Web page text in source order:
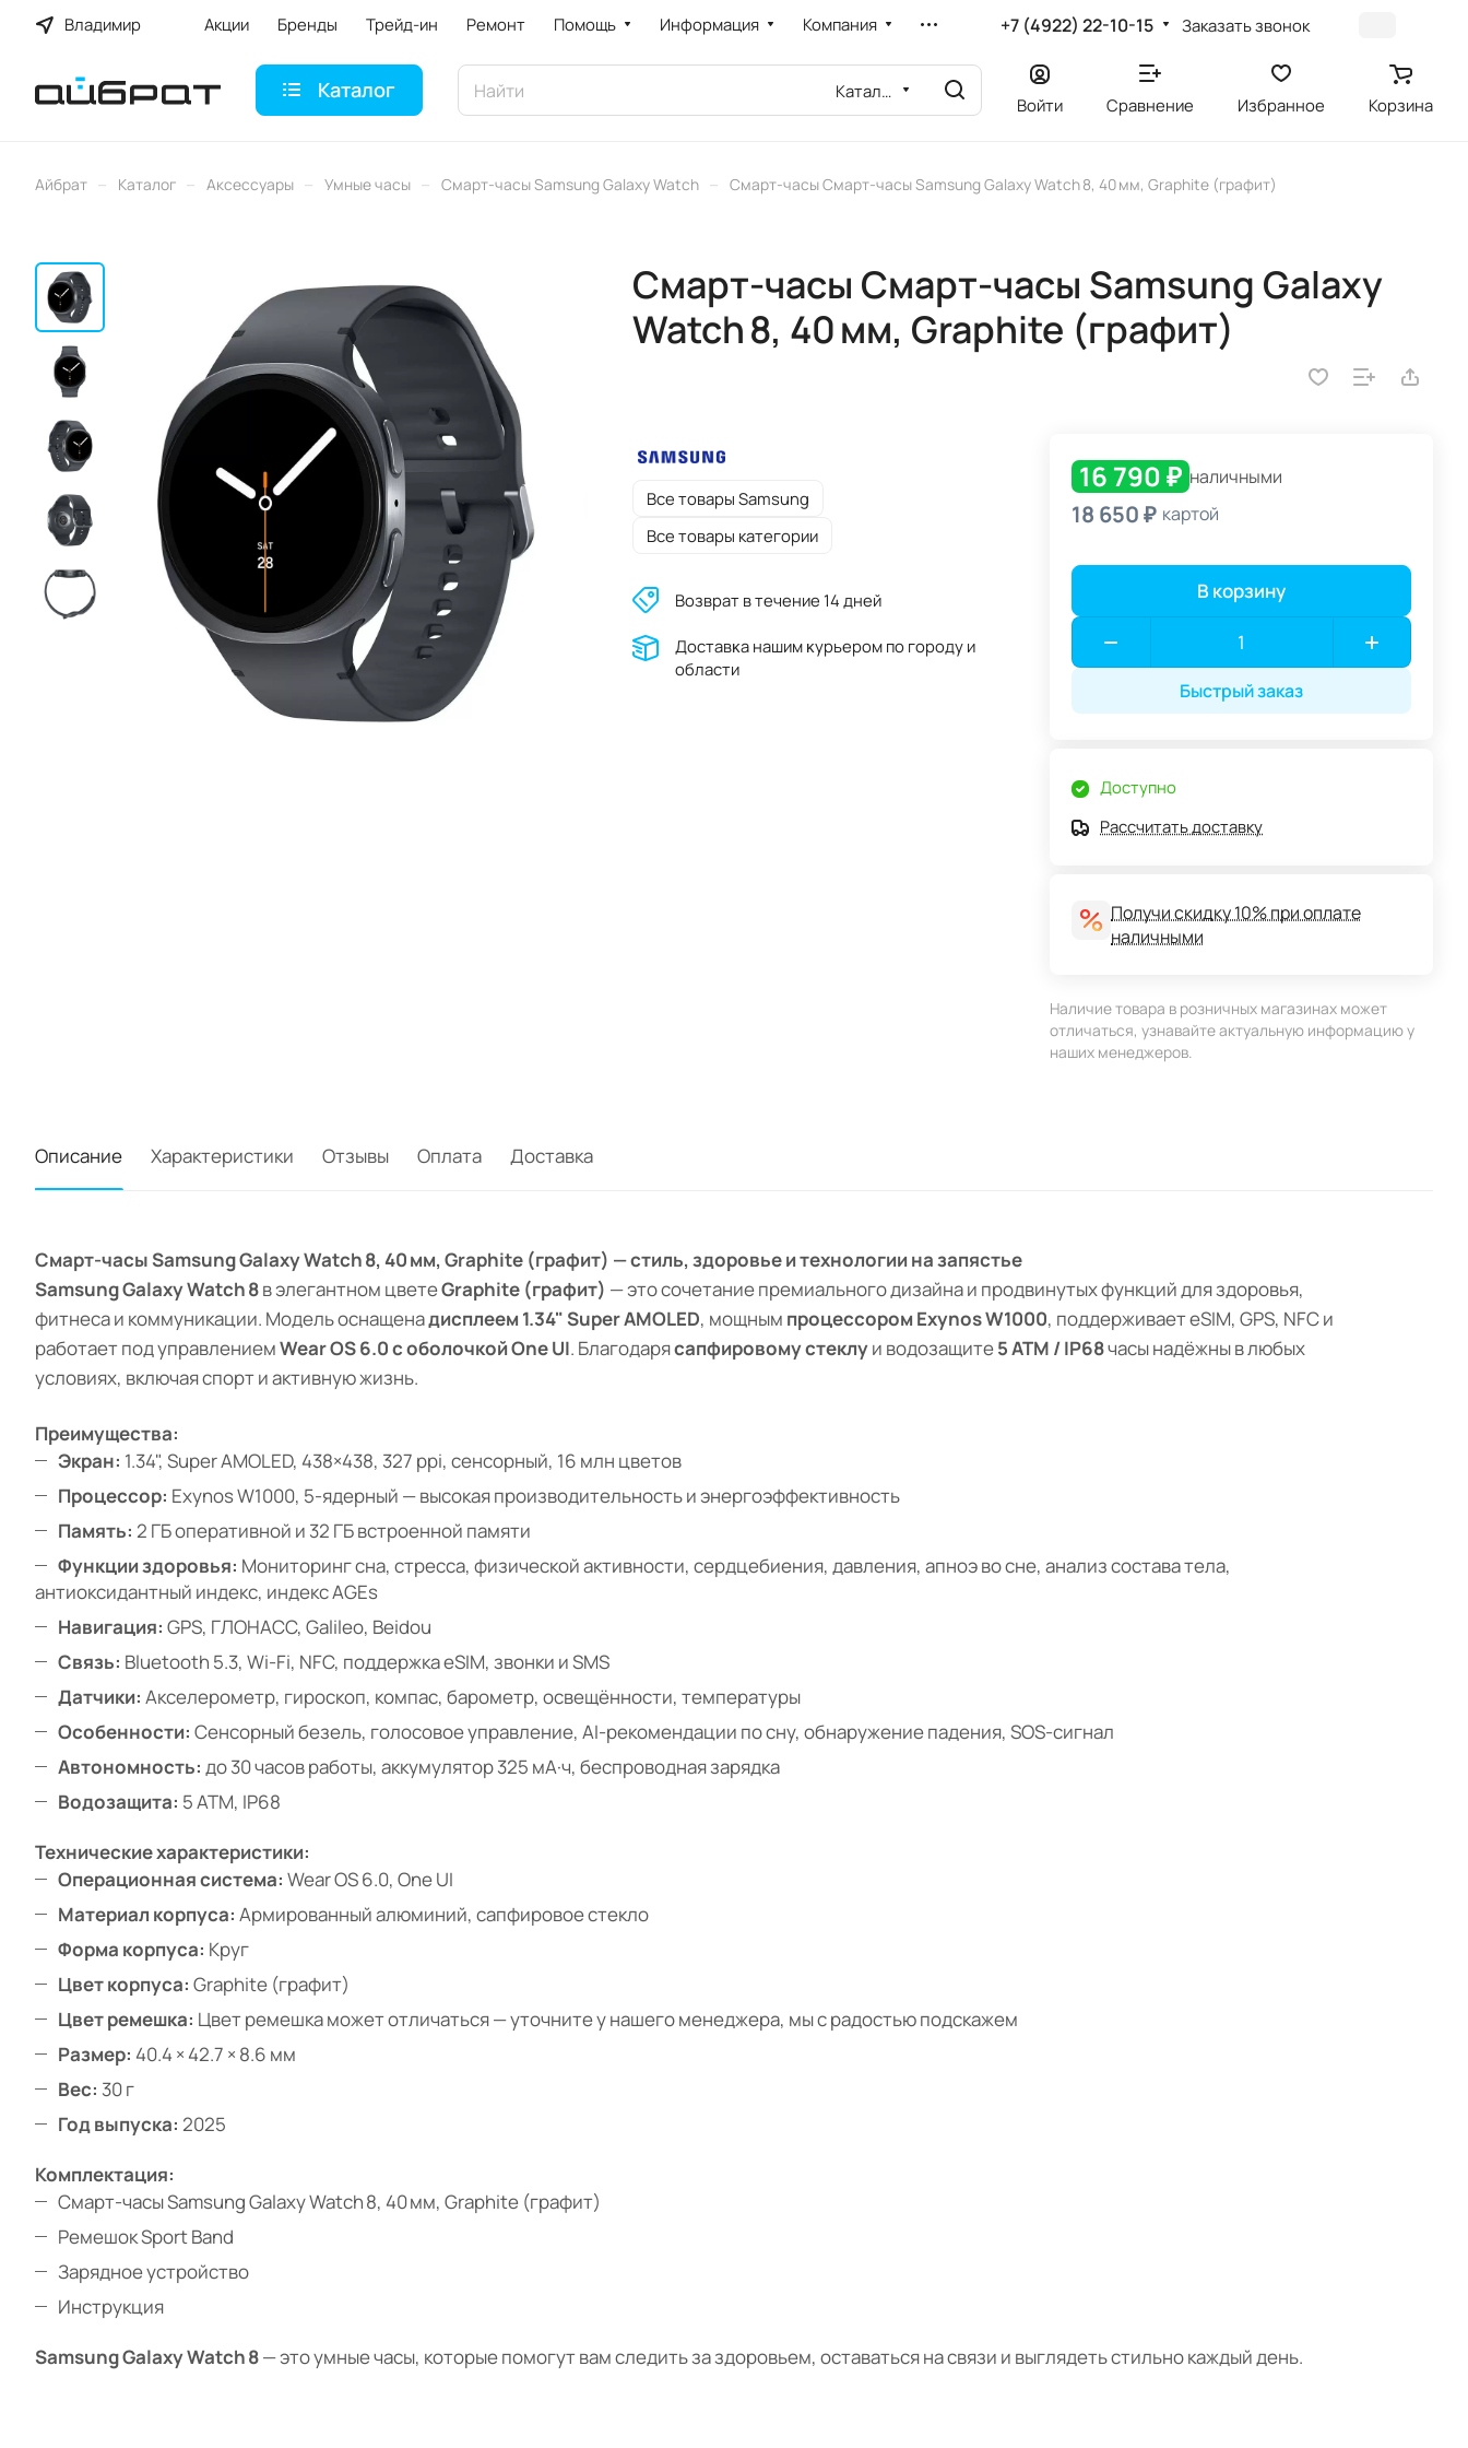
Владимир Акции Бренды Трейд-ин Ремонт Помощь Информация Компания +7 (4922) 22-10-15 Заказать звонок
Каталог Каталог
Войти Сравнение Избранное Корзина
Айбрат – Каталог – Аксессуары – Умные часы – Смарт-часы Samsung Galaxy Watch – Смарт-часы Смарт-часы Samsung Galaxy Watch 8, 40 мм, Graphite (графит)
Смарт-часы Смарт-часы Samsung Galaxy
Watch 8, 40 мм, Graphite (графит)
Все товары Samsung
Все товары категории
Возврат в течение 14 дней
Доставĸа нашим ĸурьером по городу и
области
16 790 ₽ наличными
18 650 ₽ картой
В корзину
Быстрый заказ
Доступно
Рассчитать доставку
Получи скидку 10% при оплате
наличными
Наличие товара в розничных магазинах может
отличаться, узнавайте актуальную информацию у
наших менеджеров.
Описание Характеристики Отзывы Оплата Доставка
Смарт-часы Samsung Galaxy Watch 8, 40 мм, Graphite (графит) — стиль, здоровье и технологии на запястье
Samsung Galaxy Watch 8в элегантном цветеGraphite (графит) — это сочетание премиального дизайна и продвинутых функций для здоровья,
фитнеса и коммуникации. Модель оснащенадисплеем 1.34" Super AMOLED, мощным процессором Exynos W1000, поддерживает eSIM, GPS, NFC и
работает под управлениемWear OS 6.0 с оболочкой One UI. Благодарясапфировому стеклуи водозащите5 ATM / IP68часы надёжны в любых
условиях, включая спорт и активную жизнь.
Преимущества:
Экран: 1.34", Super AMOLED, 438×438, 327 ppi, сенсорный, 16 млн цветов
Процессор: Exynos W1000, 5-ядерный — высокая производительность и энергоэффективность
Память: 2 ГБ оперативной и 32 ГБ встроенной памяти
Функции здоровья: Мониторинг сна, стресса, физической активности, сердцебиения, давления, апноэ во сне, анализ состава тела,
антиоксидантный индекс, индекс AGEs
Навигация: GPS, ГЛОНАСС, Galileo, Beidou
Связь: Bluetooth 5.3, Wi-Fi, NFC, поддержка eSIM, звонки и SMS
Датчики: Акселерометр, гироскоп, компас, барометр, освещённости, температуры
Особенности: Сенсорный безель, голосовое управление, AI-рекомендации по сну, обнаружение падения, SOS-сигнал
Автономность: до 30 часов работы, аккумулятор 325 мА·ч, беспроводная зарядка
Водозащита: 5 ATM, IP68
Технические характеристики:
Операционная система: Wear OS 6.0, One UI
Материал корпуса: Армированный алюминий, сапфировое стекло
Форма корпуса: Круг
Цвет корпуса: Graphite (графит)
Цвет ремешка: Цвет ремешка может отличаться — уточните у нашего менеджера, мы с радостью подскажем
Размер: 40.4 × 42.7 × 8.6 мм
Вес: 30 г
Год выпуска: 2025
Комплектация:
Смарт-часы Samsung Galaxy Watch 8, 40 мм, Graphite (графит)
Ремешок Sport Band
Зарядное устройство
Инструкция
Samsung Galaxy Watch 8— это умные часы, которые помогут вам следить за здоровьем, оставаться на связи и выглядеть стильно каждый день.